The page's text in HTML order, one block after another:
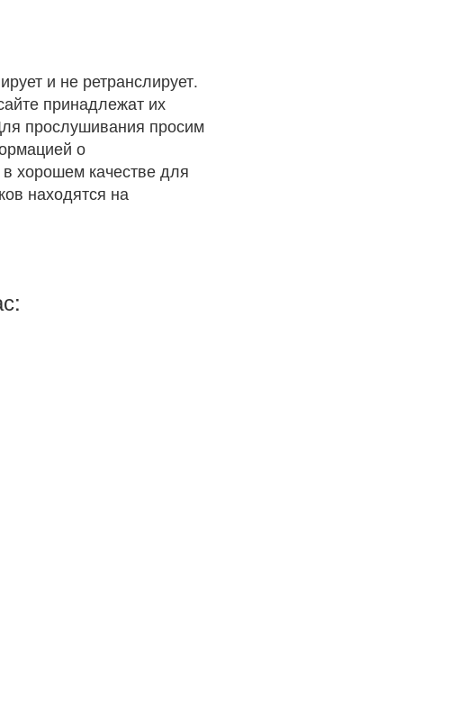
и не ретранслирует.
принадлежат их
прослушивания просим
о
хорошем качестве для
находятся на